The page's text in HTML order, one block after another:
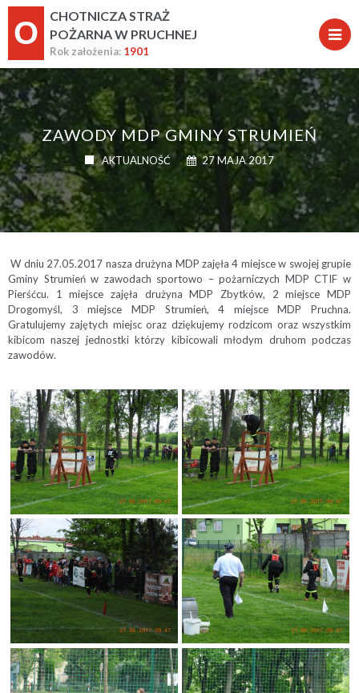
O
CHOTNICZA STRAŻ
POŻARNA W PRUCHNEJ
Rok założenia: 1901
ZAWODY MDP GMINY STRUMIEŃ
AKTUALNOŚĆ 27 MAJA 2017
W dniu 27.05.2017 nasza drużyna MDP zajęła 4 miejsce w swojej grupie
Gminy Strumień w zawodach sportowo – pożarniczych MDP CTIF w
Pierśćcu. 1 miejsce zajęła drużyna MDP Zbytków, 2 miejsce MDP
Drogomyśl, 3 miejsce MDP Strumień, 4 miejsce MDP Pruchna.
Gratulujemy zajętych miejsc oraz dziękujemy rodzicom oraz wszystkim
kibicom naszej jednostki którzy kibicowali młodym druhom podczas
zawodów.